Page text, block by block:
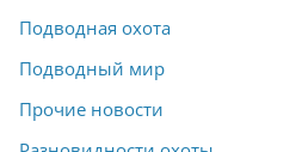
Подводная охота
Подводный мир
Прочие новости